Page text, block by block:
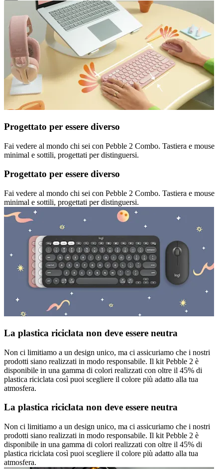
Progettato per essere diverso
Fai vedere al mondo chi sei con Pebble 2 Combo. Tastiera e mouse
minimal e sottili, progettati per distinguersi.
Progettato per essere diverso
Fai vedere al mondo chi sei con Pebble 2 Combo. Tastiera e mouse
minimal e sottili, progettati per distinguersi.
La plastica riciclata non deve essere neutra
Non ci limitiamo a un design unico, ma ci assicuriamo che i nostri
prodotti siano realizzati in modo responsabile. Il kit Pebble 2 è
disponibile in una gamma di colori realizzati con oltre il 45% di
plastica riciclata così puoi scegliere il colore più adatto alla tua
atmosfera.
La plastica riciclata non deve essere neutra
Non ci limitiamo a un design unico, ma ci assicuriamo che i nostri
prodotti siano realizzati in modo responsabile. Il kit Pebble 2 è
disponibile in una gamma di colori realizzati con oltre il 45% di
plastica riciclata così puoi scegliere il colore più adatto alla tua
atmosfera.